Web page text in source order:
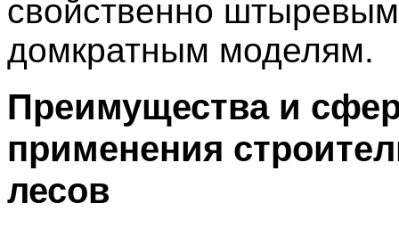
свойственно
домкратным моделям.
Преимущества и
применения
лесов